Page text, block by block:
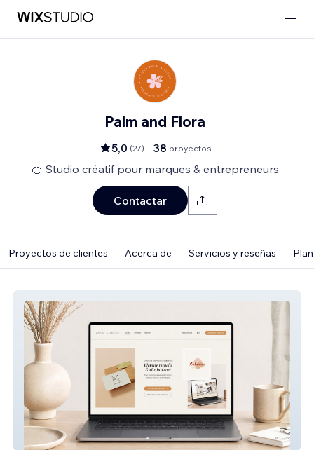
Palm and Flora
5,0 (27) 38 proyectos
🍊 Studio créatif pour marques & entrepreneurs
Contactar
Proyectos de clientes Acerca de Servicios y reseñas
Palm & Flora – Site du studio